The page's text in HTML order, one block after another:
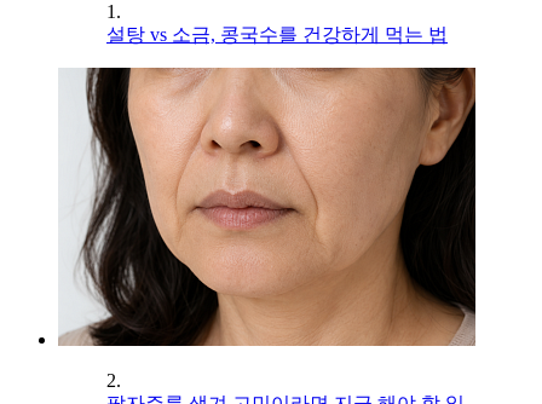
1.
설탕 vs 소금, 콩국수를 건강하게 먹는 법
2.